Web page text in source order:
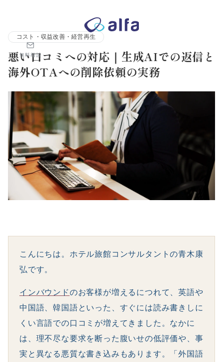
無料相談
株式会社アルファコンサルティング｜ホテル・旅館・観光業の事
コスト・収益改善・経営再生
悪い口コミへの対応｜生成AIでの返信と
海外OTAへの削除依頼の実務
こんにちは。ホテル旅館コンサルタントの青木康
弘です。
インバウンドのお客様が増えるにつれて、英語や
中国語、韓国語といった、すぐには読み書きしに
くい言語での口コミが増えてきました。なかに
は、理不尽な要求を断った腹いせの低評価や、事
実と異なる悪質な書き込みもあります。「外国語